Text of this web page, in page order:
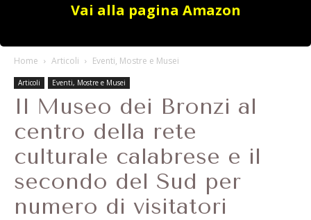
Vai alla pagina Amazon
Home Articoli Eventi, Mostre e Musei
Articoli Eventi, Mostre e Musei
Il Museo dei Bronzi al
centro della rete
culturale calabrese e il
secondo del Sud per
numero di visitatori